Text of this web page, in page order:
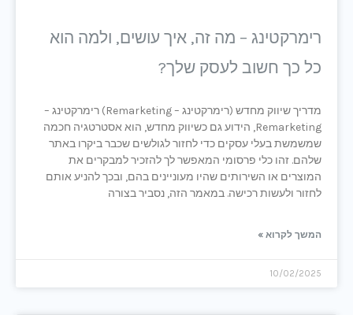
רימרקטינג – מה זה, איך עושים, ולמה הוא
כל כך חשוב לעסק שלך?
מדריך שיווק מחדש (רימרקטינג – Remarketing) רימרקטינג –
Remarketing, הידוע גם כשיווק מחדש, הוא אסטרטגיה חכמה
שמשמשת בעלי עסקים כדי לחזור לגולשים שכבר ביקרו באתר
שלהם. זהו כלי פרסומי המאפשר לך להזכיר למבקרים את
המוצרים או השירותים שהיו מעוניינים בהם, ובכך להניע אותם
לחזור ולעשות רכישה. במאמר הזה, נסביר בצורה
המשך לקרוא »
10/02/2025